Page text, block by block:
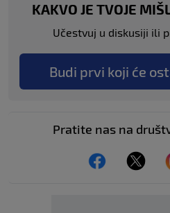
KAKVO JE TVOJE
Učestvuj u diskusiji ili
Budi prvi koji će
Pratite nas na